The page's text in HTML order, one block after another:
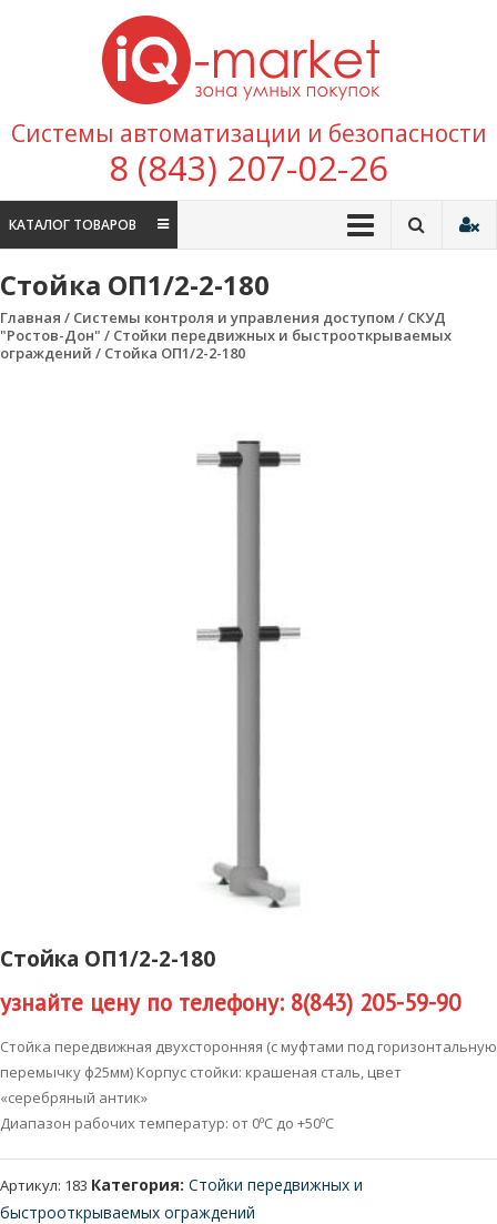
Перейти к содержимому
покупок
Системы автоматизации и безопасности
8 (843) 207-02-26
КАТАЛОГ ТОВАРОВ
Стойка ОП1/2-2-180
Главная / Системы контроля и управления доступом / СКУД
"Ростов-Дон" / Стойки передвижных и быстрооткрываемых
ограждений / Стойка ОП1/2-2-180
Стойка ОП1/2-2-180
узнайте цену по телефону: 8(843) 205-59-90
Стойка передвижная двухсторонняя (с муфтами под горизонтальную
перемычку ф25мм) Корпус стойки: крашеная сталь, цвет
«серебряный антик»
Диапазон рабочих температур: от 0ºС до +50ºС
Артикул: 183 Категория: Стойки передвижных и
быстрооткрываемых ограждений